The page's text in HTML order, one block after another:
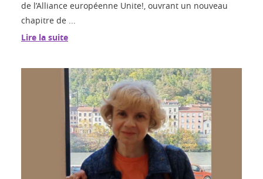
de l’Alliance européenne Unite!, ouvrant un nouveau
chapitre de ...
Lire la suite